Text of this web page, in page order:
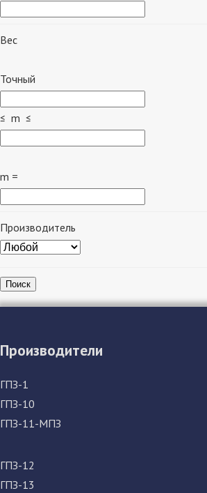
Вес
Точный
≤ m ≤
m =
Производитель
Поиск
Производители
ГПЗ-1
ГПЗ-10
ГПЗ-11-МПЗ
ГПЗ-12
ГПЗ-13